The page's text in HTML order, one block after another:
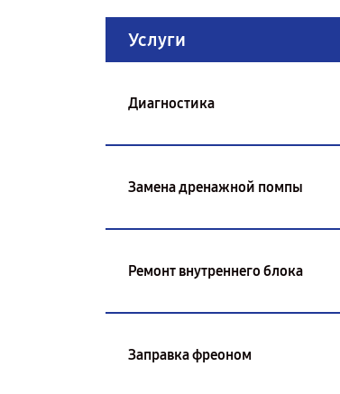
Услуги
Диагностика
Замена дренажной помпы
Ремонт внутреннего блока
Заправка фреоном